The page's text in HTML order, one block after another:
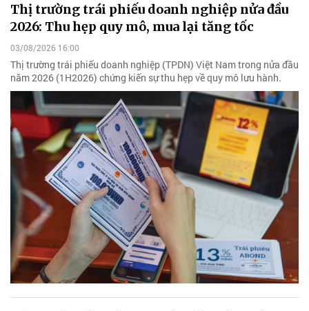
Thị trường trái phiếu doanh nghiệp nửa đầu
2026: Thu hẹp quy mô, mua lại tăng tốc
03/08/2026 16:00
Thị trường trái phiếu doanh nghiệp (TPDN) Việt Nam trong nửa đầu
năm 2026 (1H2026) chứng kiến sự thu hẹp về quy mô lưu hành.